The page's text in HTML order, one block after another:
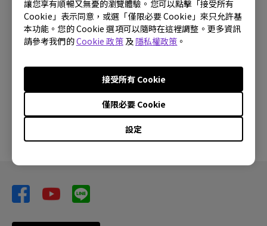
讓您享有順暢又無憂的瀏覽體驗。您可以點擊「接受所有
Cookie」表示同意，或選「僅限必要 Cookie」來只允許基
本功能。您的 Cookie 選項可以隨時在這裡調整。更多資訊
請參考我們的Cookie 政策及 隱私權政策 。
設定
僅限必要 Cookie
接受所有 Cookie
這篇文章是否對您有幫助?
是 否